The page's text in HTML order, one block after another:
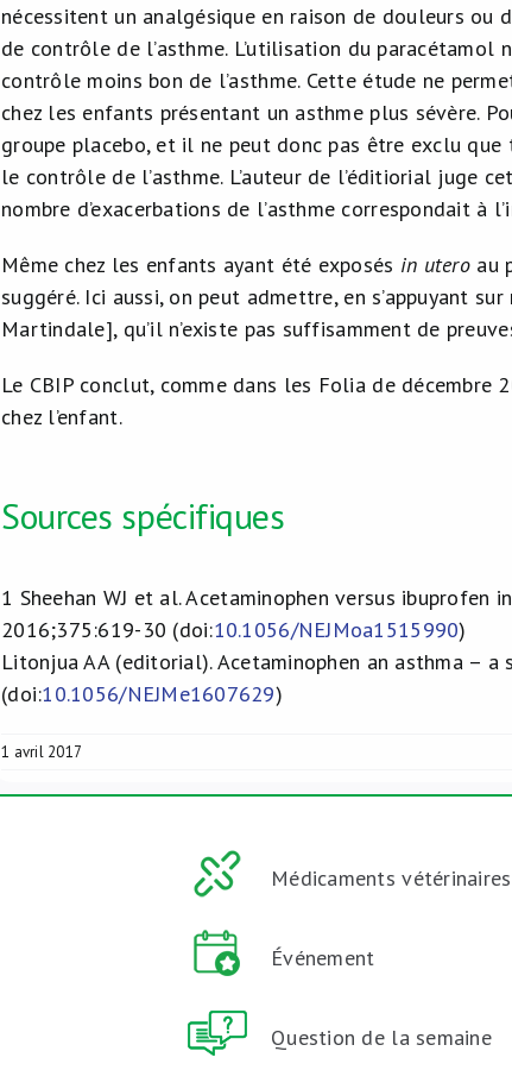
nécessitent un analgésique en raison de douleurs ou
de contrôle de l’asthme. L’utilisation du paracétamol
contrôle moins bon de l’asthme. Cette étude ne
chez les enfants présentant un asthme plus sévère.
groupe placebo, et il ne peut donc pas être exclu
le contrôle de l’asthme. L’auteur de l’éditiorial juge
nombre d’exacerbations de l’asthme correspondait à
Même chez les enfants ayant été exposés in uteroau
suggéré. Ici aussi, on peut admettre, en s’appuyant
Martindale], qu’il n’existe pas suffisamment de
Le CBIP conclut, comme dans les Folia de
chez l’enfant.
Sources spécifiques
1 Sheehan WJ et al. Acetaminophen versus
2016;375:619-30 (doi:10.1056/NEJMoa1515990)
Litonjua AA (editorial). Acetaminophen an asthma –
(doi:10.1056/NEJMe1607629)
1 avril 2017
Médicaments vétérinaires
Événement
Question de la semaine